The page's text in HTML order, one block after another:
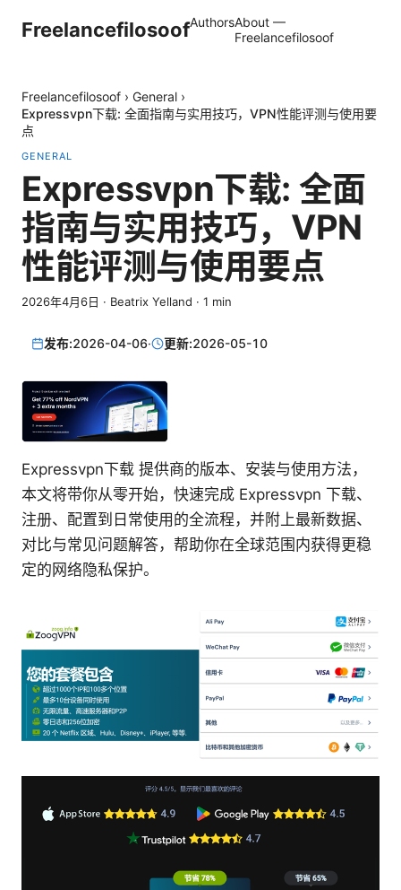
FreelancefilosoofAuthorsAbout —
Freelancefilosoof
Freelancefilosoof › General ›
Expressvpn下载: 全面指南与实用技巧，VPN性能评测与使用要
点
GENERAL
Expressvpn下载: 全面
指南与实用技巧，VPN
性能评测与使用要点
2026年4月6日 · Beatrix Yelland · 1 min
发布:2026-04-06· 更新:2026-05-10
Expressvpn下载 提供商的版本、安装与使用方法，
本文将带你从零开始，快速完成 Expressvpn 下载、
注册、配置到日常使用的全流程，并附上最新数据、
对比与常见问题解答，帮助你在全球范围内获得更稳
定的网络隐私保护。